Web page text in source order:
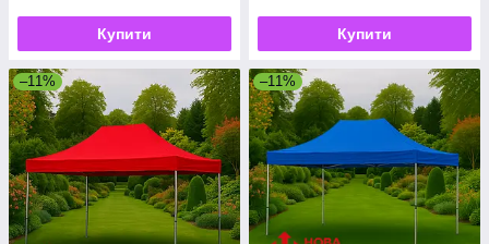
Купити Купити
–11% –11%